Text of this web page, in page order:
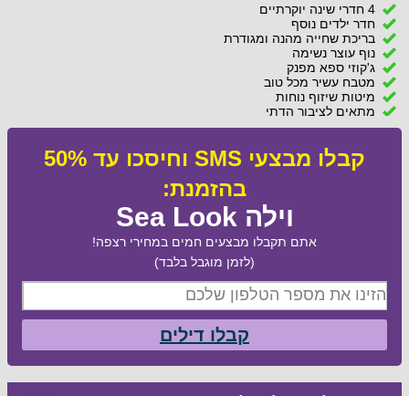
4 חדרי שינה יוקרתיים
חדר ילדים נוסף
בריכת שחייה מהנה ומגודרת
נוף עוצר נשימה
ג'קוזי ספא מפנק
מטבח עשיר מכל טוב
מיטות שיזוף נוחות
מתאים לציבור הדתי
קבלו מבצעי SMS וחיסכו עד 50%
בהזמנת:
וילה Sea Look
אתם תקבלו מבצעים חמים במחירי רצפה!
(לזמן מוגבל בלבד)
קבלו דילים